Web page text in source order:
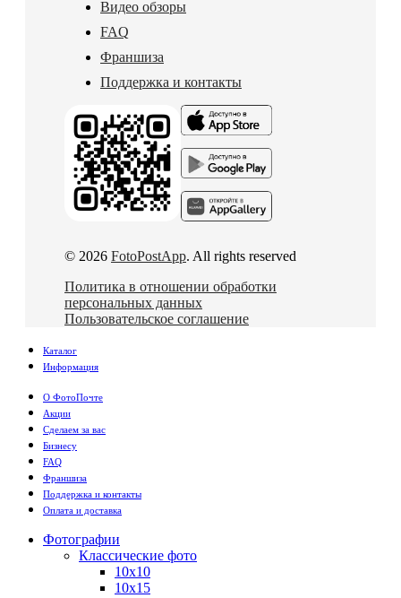
Видео обзоры
FAQ
Франшиза
Поддержка и контакты
© 2026 FotoPostApp. All rights reserved
Политика в отношении обработки
персональных данных
Пользовательское соглашение
Каталог
Информация
О ФотоПочте
Акции
Сделаем за вас
Бизнесу
FAQ
Франшиза
Поддержка и контакты
Оплата и доставка
Фотографии
Классические фото
10х10
10х15